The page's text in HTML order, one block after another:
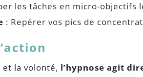
les tâches en micro-objectifs
: Repérer vos pics de
et la volonté, l’hypnose agit